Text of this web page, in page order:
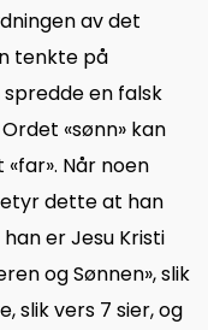
av det
tenkte på
en falsk
«sønn» kan
Når noen
dette at han
er Jesu Kristi
og Sønnen», slik
slik vers 7 sier, og